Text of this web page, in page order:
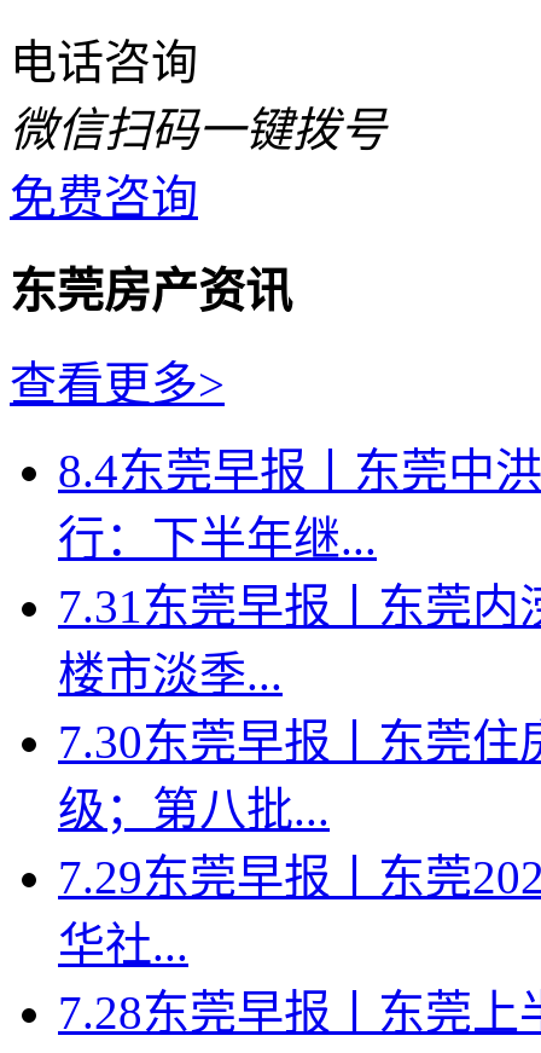
电话咨询
微信扫码一键拨号
免费咨询
东莞房产资讯
查看更多>
8.4东莞早报丨东莞中
行：下半年继...
7.31东莞早报丨东莞
楼市淡季...
7.30东莞早报丨东莞
级；第八批...
7.29东莞早报丨东莞
华社...
7.28东莞早报丨东莞上